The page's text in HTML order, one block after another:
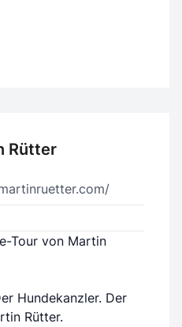
Rütter
Tour von Martin
Hundekanzler. Der
Rütter.